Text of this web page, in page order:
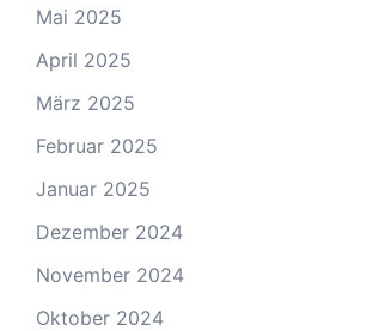
Mai 2025
April 2025
März 2025
Februar 2025
Januar 2025
Dezember 2024
November 2024
Oktober 2024